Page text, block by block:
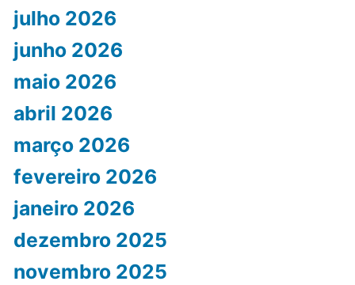
julho 2026
junho 2026
maio 2026
abril 2026
março 2026
fevereiro 2026
janeiro 2026
dezembro 2025
novembro 2025